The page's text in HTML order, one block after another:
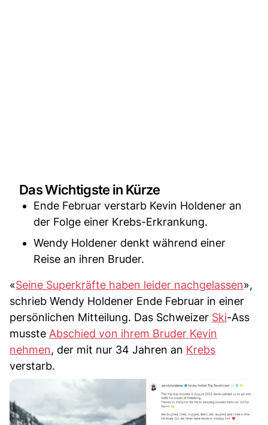
Das Wichtigste in Kürze
Ende Februar verstarb Kevin Holdener an
der Folge einer Krebs-Erkrankung.
Wendy Holdener denkt während einer
Reise an ihren Bruder.
«Seine Superkräfte haben leider nachgelassen»,
schrieb Wendy Holdener Ende Februar in einer
persönlichen Mitteilung. Das Schweizer Ski-Ass
musste Abschied von ihrem Bruder Kevin
nehmen, der mit nur 34 Jahren an Krebs
verstarb.